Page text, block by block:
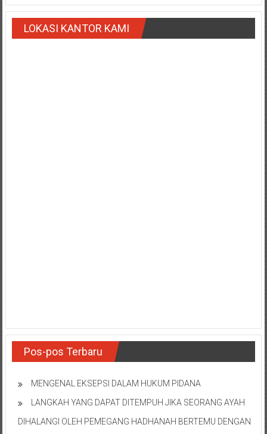
LOKASI KANTOR KAMI
Pos-pos Terbaru
MENGENAL EKSEPSI DALAM HUKUM PIDANA
LANGKAH YANG DAPAT DITEMPUH JIKA SEORANG AYAH
DIHALANGI OLEH PEMEGANG HADHANAH BERTEMU DENGAN